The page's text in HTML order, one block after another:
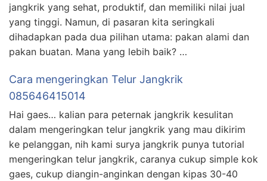
jangkrik yang sehat, produktif, dan memiliki nilai jual
yang tinggi. Namun, di pasaran kita seringkali
dihadapkan pada dua pilihan utama: pakan alami dan
pakan buatan. Mana yang lebih baik? …
Cara mengeringkan Telur Jangkrik
085646415014
Hai gaes… kalian para peternak jangkrik kesulitan
dalam mengeringkan telur jangkrik yang mau dikirim
ke pelanggan, nih kami surya jangkrik punya tutorial
mengeringkan telur jangkrik, caranya cukup simple kok
gaes, cukup diangin-anginkan dengan kipas 30-40